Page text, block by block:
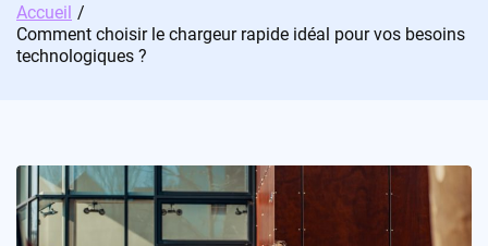
Accueil
Comment choisir le chargeur rapide idéal pour vos besoins
technologiques ?